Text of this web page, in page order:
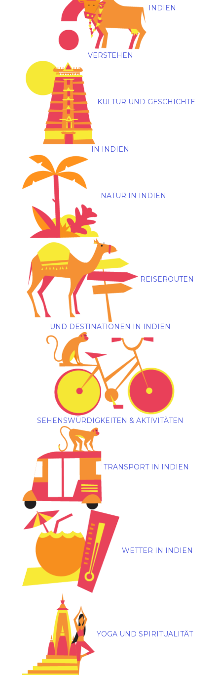
INDIEN
VERSTEHEN
KULTUR UND GESCHICHTE
IN INDIEN
NATUR IN INDIEN
REISEROUTEN
UND DESTINATIONEN IN INDIEN
SEHENSWÜRDIGKEITEN & AKTIVITÄTEN
TRANSPORT IN INDIEN
WETTER IN INDIEN
YOGA UND SPIRITUALITÄT